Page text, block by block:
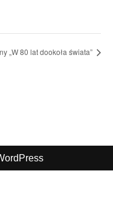
„W 80 lat dookoła świata”